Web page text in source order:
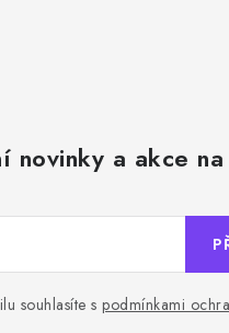
novinky a akce
souhlasíte s podmínkami